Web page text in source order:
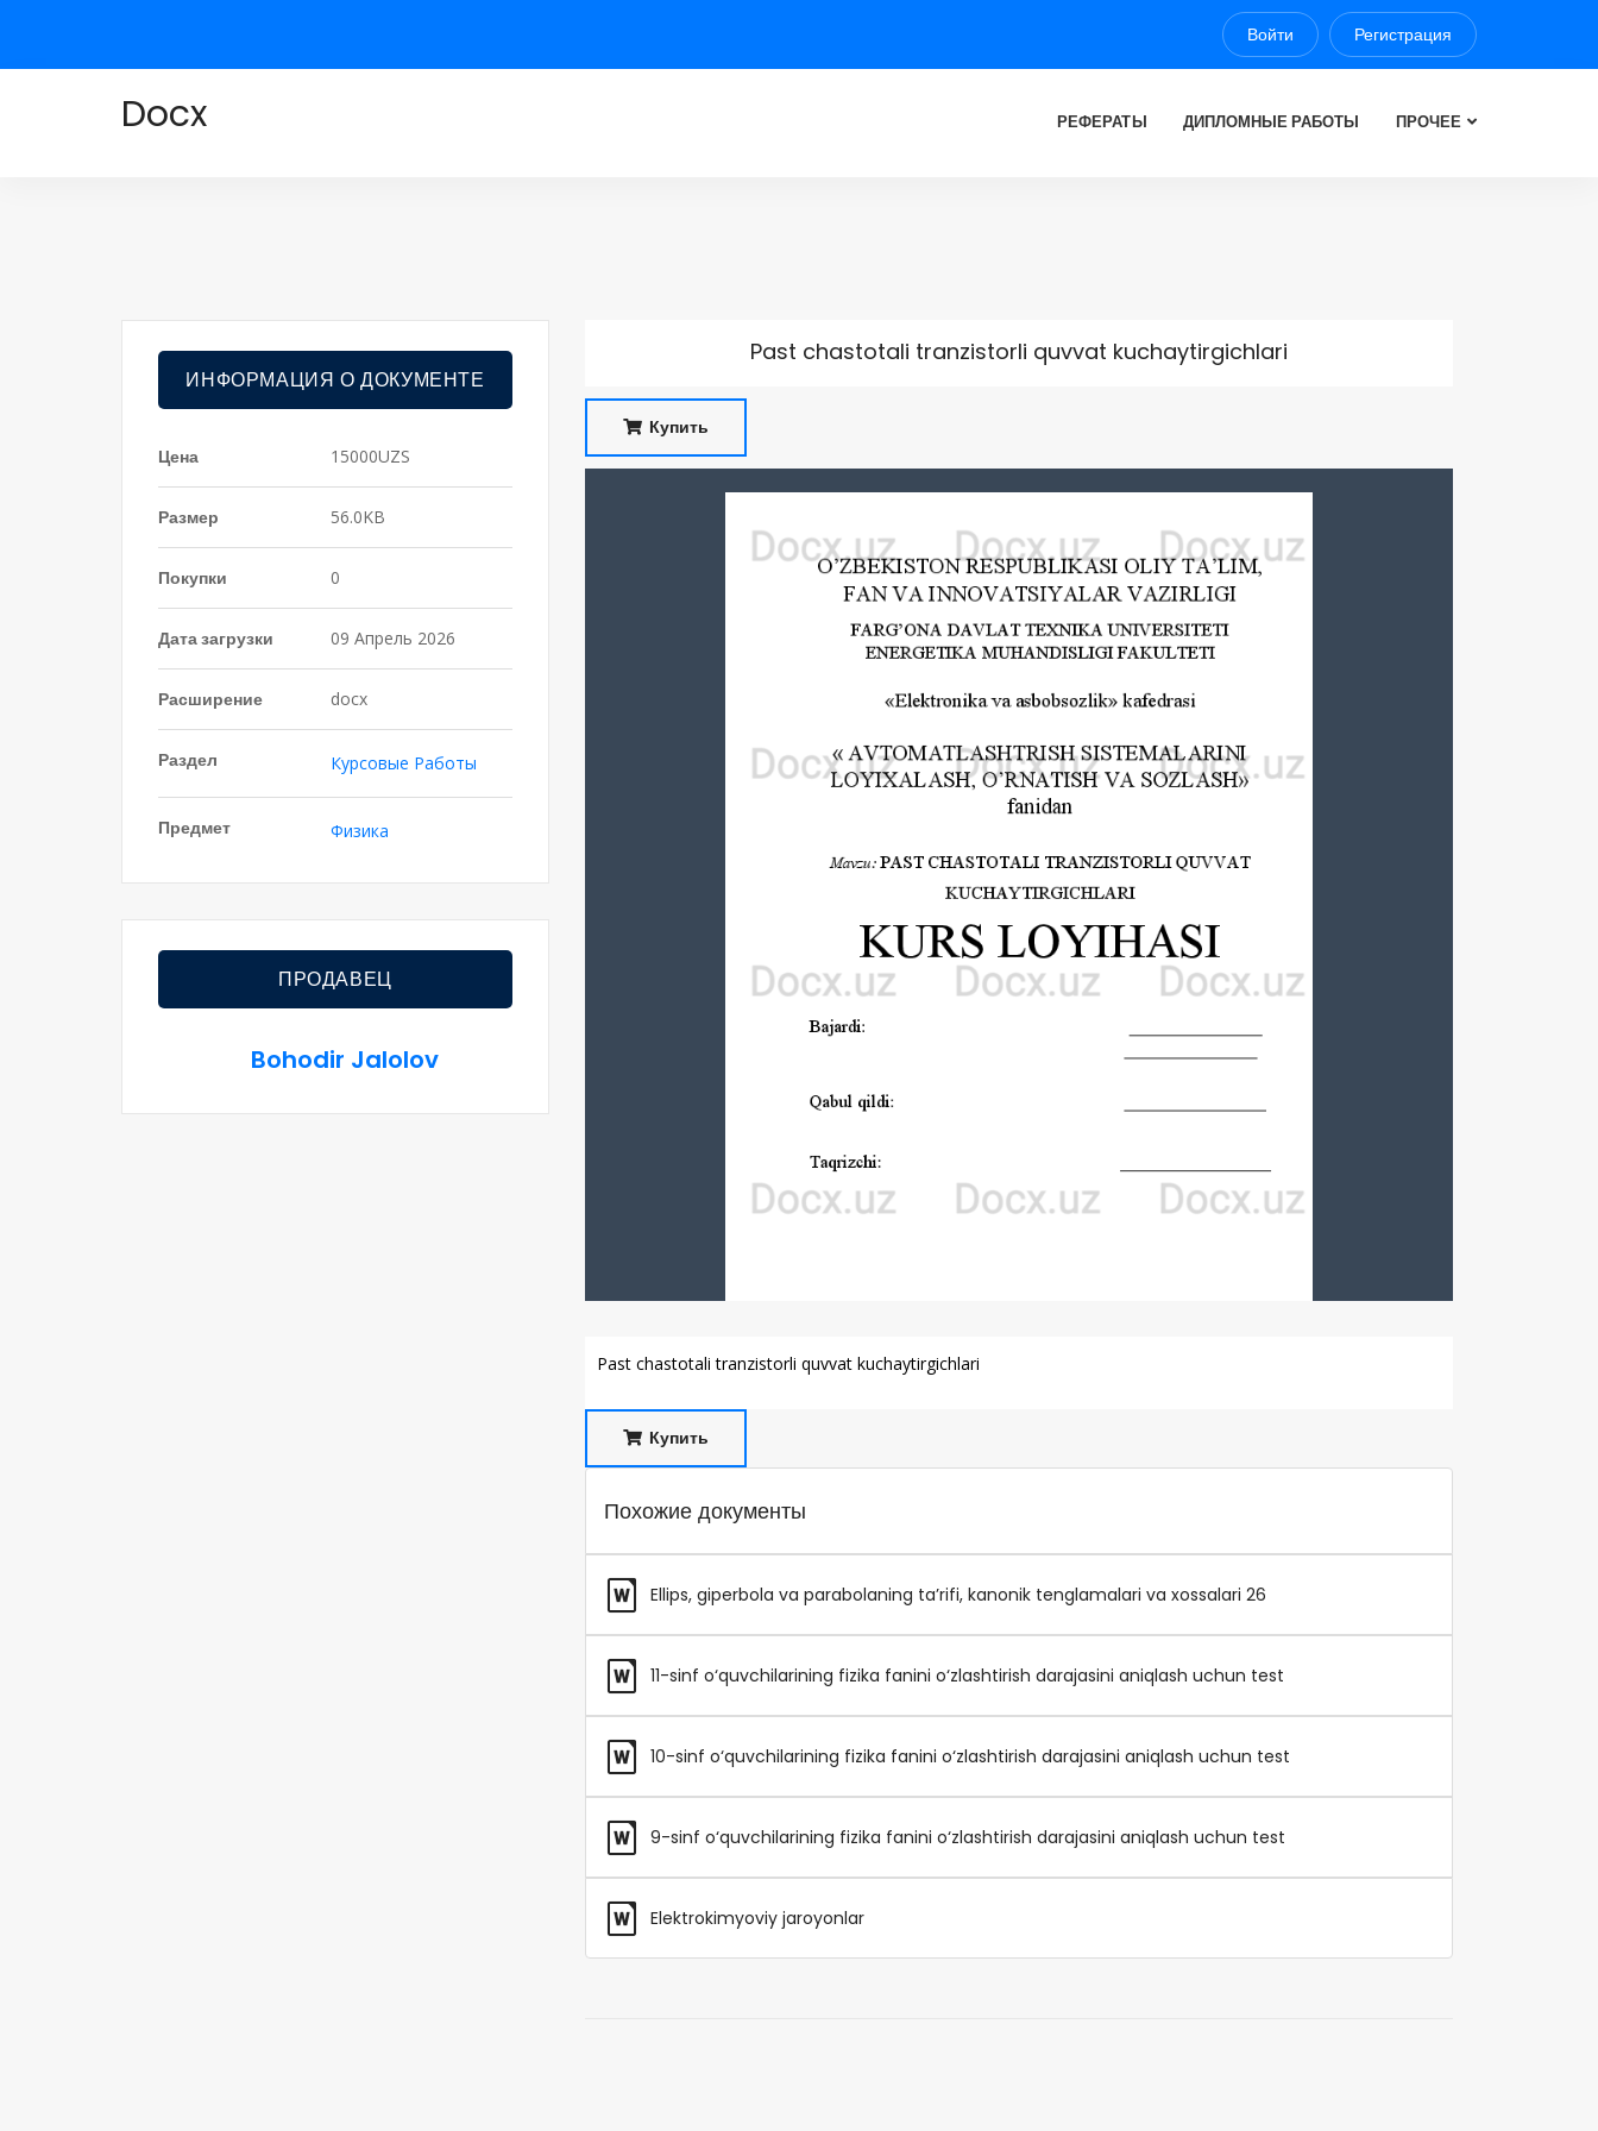
Войти Регистрация
Docx РЕФЕРАТЫ ДИПЛОМНЫЕ РАБОТЫ ПРОЧЕЕ
ИНФОРМАЦИЯ О ДОКУМЕНТЕ
Цена 15000UZS
Размер 56.0KB
Покупки 0
Дата загрузки 09 Апрель 2026
Расширение docx
Раздел Курсовые Работы
Предмет Физика
ПРОДАВЕЦ
Bohodir Jalolov
Past chastotali tranzistorli quvvat kuchaytirgichlari
Купить
Past chastotali tranzistorli quvvat kuchaytirgichlari
Купить
Похожие документы
Ellips, giperbola va parabolaning ta’rifi, kanonik tenglamalari va xossalari 26
11-sinf o‘quvchilarining fizika fanini o‘zlashtirish darajasini aniqlash uchun test
10-sinf o‘quvchilarining fizika fanini o‘zlashtirish darajasini aniqlash uchun test
9-sinf o‘quvchilarining fizika fanini o‘zlashtirish darajasini aniqlash uchun test
Elektrokimyoviy jaroyonlar